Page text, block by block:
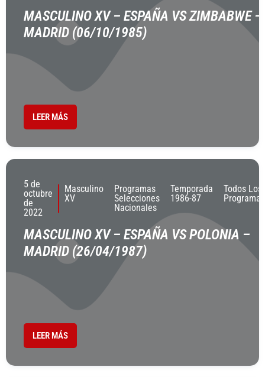
MASCULINO XV – ESPAÑA VS ZIMBABWE –
MADRID (06/10/1985)
LEER MÁS
5 de
octubre
de
2022
Masculino
XV
Programas
Selecciones
Nacionales
Temporada
1986-87
Todos Los
Programas
MASCULINO XV – ESPAÑA VS POLONIA –
MADRID (26/04/1987)
LEER MÁS